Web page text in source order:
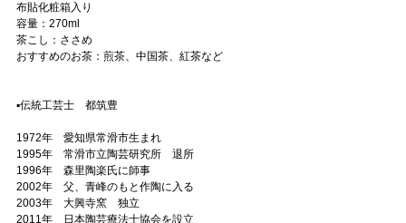
布貼化粧箱入り
容量：270ml
茶こし：ささめ
おすすめのお茶：煎茶、中国茶、紅茶など
▪️伝統工芸士 都筑豊
1972年 愛知県常滑市生まれ
1995年 常滑市立陶芸研究所 退所
1996年 森里陶楽氏に師事
2002年 父、青峰のもと作陶に入る
2003年 大興寺窯 独立
2011年 日本陶芸療法士協会を設立